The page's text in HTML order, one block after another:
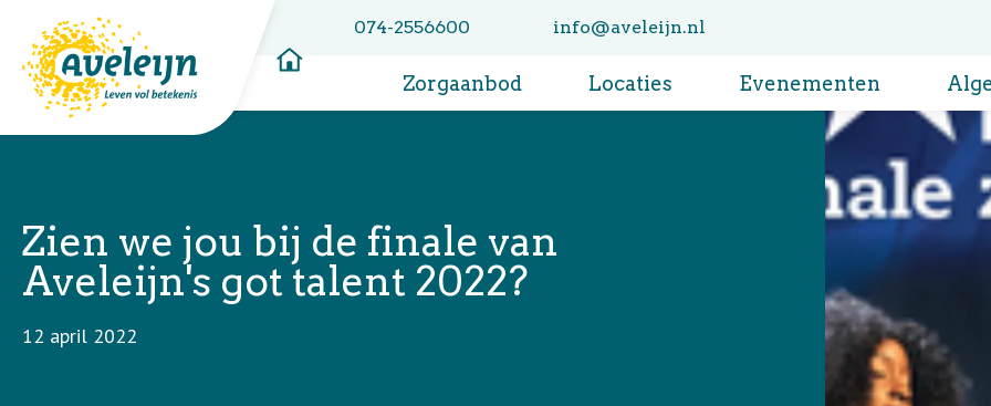
074-2556600
info@aveleijn.nl
Zorgaanbod Locaties Evenementen
Zien we jou bij de finale van
Aveleijn's got talent 2022?
12 april 2022